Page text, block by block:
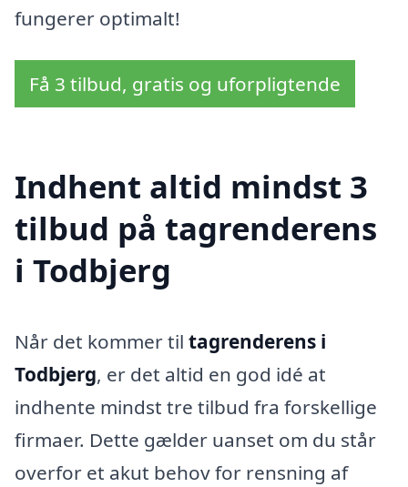
fungerer optimalt!
Få 3 tilbud, gratis og uforpligtende
Indhent altid mindst 3
tilbud på tagrenderens
i Todbjerg
Når det kommer til tagrenderens i
Todbjerg, er det altid en god idé at
indhente mindst tre tilbud fra forskellige
firmaer. Dette gælder uanset om du står
overfor et akut behov for rensning af